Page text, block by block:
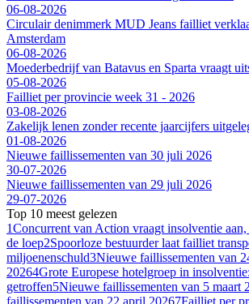
06-08-2026
Circulair denimmerk MUD Jeans failliet
Amsterdam
06-08-2026
Moederbedrijf van Batavus en Sparta vraagt
05-08-2026
Failliet per provincie week 31 - 2026
03-08-2026
Zakelijk lenen zonder recente jaarcijfers
01-08-2026
Nieuwe faillissementen van 30 juli 2026
30-07-2026
Nieuwe faillissementen van 29 juli 2026
29-07-2026
Top 10 meest gelezen
1Concurrent van Action vraagt insolventie
de loep2Spoorloze bestuurder laat failliet
miljoenenschuld3Nieuwe faillissementen van
20264Grote Europese hotelgroep in
getroffen5Nieuwe faillissementen van 5 maart
faillissementen van 22 april 20267Failliet per